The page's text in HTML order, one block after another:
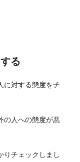
る
に対する態度をチ
の人への態度が悪
りチェックしまし